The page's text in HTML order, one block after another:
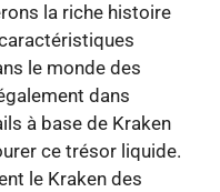
la riche histoire
le monde des
dans
à base de Kraken
ce trésor liquide.
le Kraken des